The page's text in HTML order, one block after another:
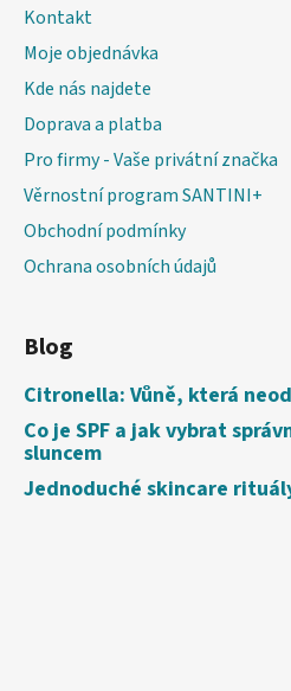
Kontakt
Moje objednávka
Kde nás najdete
Doprava a platba
Pro firmy - Vaše privátní značka
Věrnostní program SANTINI+
Obchodní podmínky
Ochrana osobních údajů
Blog
Citronella: Vůně, která
Co je SPF a jak vybrat
sluncem
Jednoduché skincare